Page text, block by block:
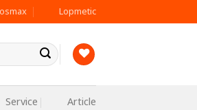
Lopmetic
Service Article